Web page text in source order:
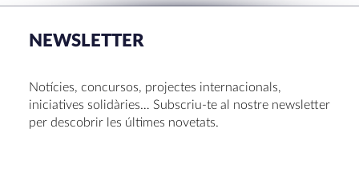
La Mostra d’Arts 2026
Congrés UNIV 2026
Oficis de Setmana Santa 2025
Premi al Pessebre d’Infantil 2024
NEWSLETTER
Notícies, concursos, projectes internacionals,
iniciatives solidàries… Subscriu-te al nostre newsletter
per descobrir les últimes novetats.